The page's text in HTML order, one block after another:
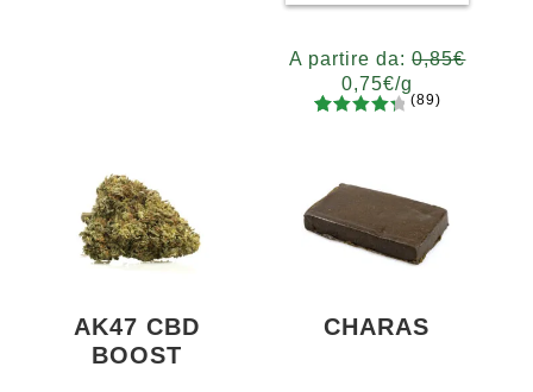
A partire da:0,85€
0,75€/g
400
su base
recensio
(89)
AK47 CBD
BOOST
CHARAS